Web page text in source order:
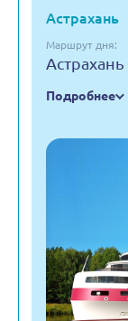
Астрахань
Маршрут дня:
Астрахань
Подробнее